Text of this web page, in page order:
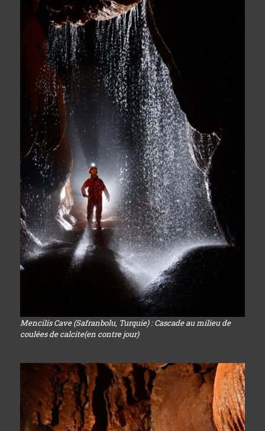
Mencilis Cave (Safranbolu, Turquie) : Cascade au milieu de
coulées de calcite(en contre jour)